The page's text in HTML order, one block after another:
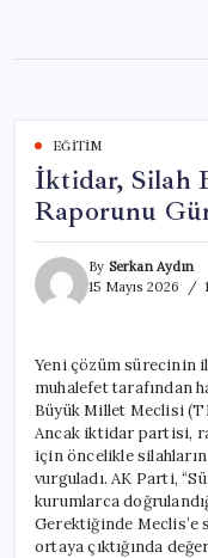
content
EĞITIM
İktidar, Silah
Raporunu
By Serkan Aydın
15 Mayıs 2026
Yeni çözüm sürecinin
muhalefet tarafından
Büyük Millet Meclisi
Ancak iktidar partisi,
için öncelikle
vurguladı. AK Parti,
kurumlarca
Gerektiğinde Meclis’e
ortaya çıktığında